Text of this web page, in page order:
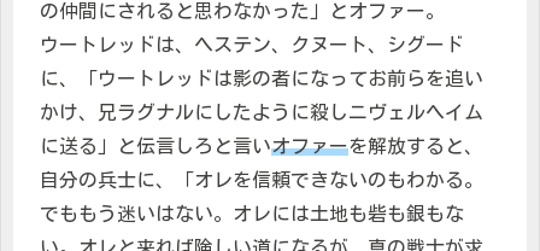
の仲間にされると思わなかった」とオファー。
ウートレッドは、ヘステン、クヌート、シグード
に、「ウートレッドは影の者になってお前らを追い
かけ、兄ラグナルにしたように殺しニヴェルヘイム
に送る」と伝言しろと言いオファーを解放すると、
自分の兵士に、「オレを信頼できないのもわかる。
でももう迷いはない。オレには土地も砦も銀もな